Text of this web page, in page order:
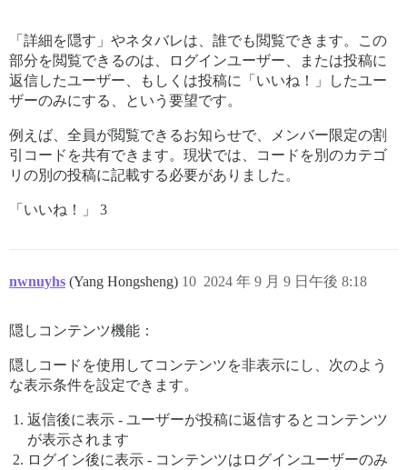
「詳細を隠す」やネタバレは、誰でも閲覧できます。この
部分を閲覧できるのは、ログインユーザー、または投稿に
返信したユーザー、もしくは投稿に「いいね！」したユー
ザーのみにする、という要望です。
例えば、全員が閲覧できるお知らせで、メンバー限定の割
引コードを共有できます。現状では、コードを別のカテゴ
リの別の投稿に記載する必要がありました。
「いいね！」 3
nwnuyhs (Yang Hongsheng) 2024 年 9 月 9 日午後 8:18
10
隠しコンテンツ機能：
隠しコードを使用してコンテンツを非表示にし、次のよう
な表示条件を設定できます。
返信後に表示 - ユーザーが投稿に返信するとコンテンツ
が表示されます
ログイン後に表示 - コンテンツはログインユーザーのみ